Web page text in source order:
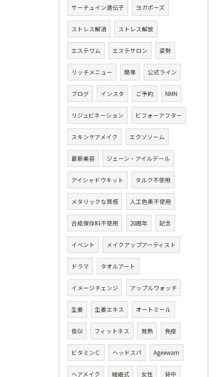
サーチュイン遺伝子 ヨガポーズ
ストレス解消 ストレス解放
エステワム エステサロン 姿勢
リッチメニュー 簡単 公式ライン
ブログ インスタ ご予約 NMN
リジュビネーション ビフォーアフター
スキンケアメイク エクソソーム
最新美容 ジェーン・アイルデール
アイシャドウキット タルク不使用
メタリックな質感 人工色素不使用
合成保存料不使用 20周年 記念
イベント メイクアップアーティスト
ドラマ タオルアート
イメージチェンジ アップルウォッチ
生姜 生姜エキス オートミール
低GI フィットネス 発熱 免疫
ビタミンＣ ヘッドスパ Ageewam
ヘアメイク 結婚式 女性 背中